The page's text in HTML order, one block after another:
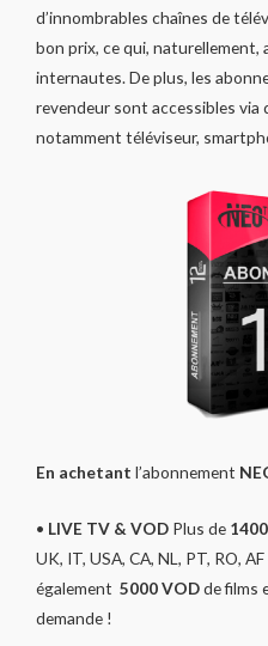
d’innombrables chaînes de
bon prix, ce qui,
internautes. De plus, les
revendeur sont accessibles via
notamment téléviseur,
En achetant l’abonnement
• LIVE TV & VOD Plus de
UK, IT, USA, CA, NL, PT, RO,
également 5000 VODde films
demande !